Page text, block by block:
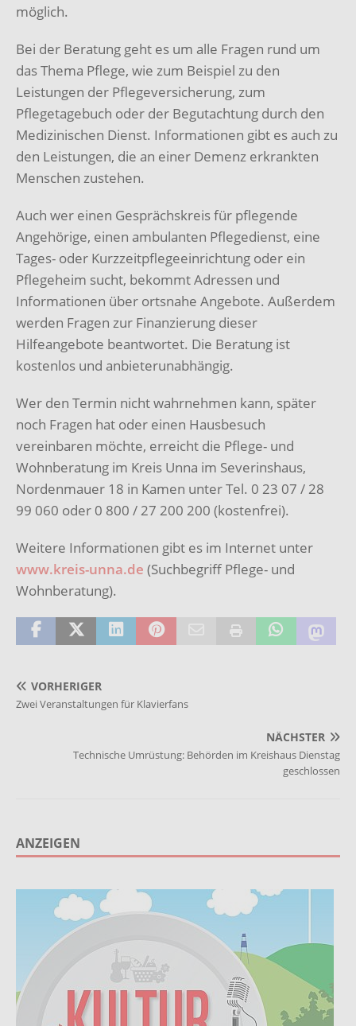
möglich.
Bei der Beratung geht es um alle Fragen rund um
das Thema Pflege, wie zum Beispiel zu den
Leistungen der Pflegeversicherung, zum
Pflegetagebuch oder der Begutachtung durch den
Medizinischen Dienst. Informationen gibt es auch zu
den Leistungen, die an einer Demenz erkrankten
Menschen zustehen.
Auch wer einen Gesprächskreis für pflegende
Angehörige, einen ambulanten Pflegedienst, eine
Tages- oder Kurzzeitpflegeeinrichtung oder ein
Pflegeheim sucht, bekommt Adressen und
Informationen über ortsnahe Angebote. Außerdem
werden Fragen zur Finanzierung dieser
Hilfeangebote beantwortet. Die Beratung ist
kostenlos und anbieterunabhängig.
Wer den Termin nicht wahrnehmen kann, später
noch Fragen hat oder einen Hausbesuch
vereinbaren möchte, erreicht die Pflege- und
Wohnberatung im Kreis Unna im Severinshaus,
Nordenmauer 18 in Kamen unter Tel. 0 23 07 / 28
99 060 oder 0 800 / 27 200 200 (kostenfrei).
Weitere Informationen gibt es im Internet unter
www.kreis-unna.de (Suchbegriff Pflege- und
Wohnberatung).
VORHERIGER
Zwei Veranstaltungen für Klavierfans
NÄCHSTER
Technische Umrüstung: Behörden im Kreishaus Dienstag
geschlossen
ANZEIGEN